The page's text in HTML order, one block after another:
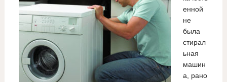
енной
не
была
стирал
ьная
машин
а, рано